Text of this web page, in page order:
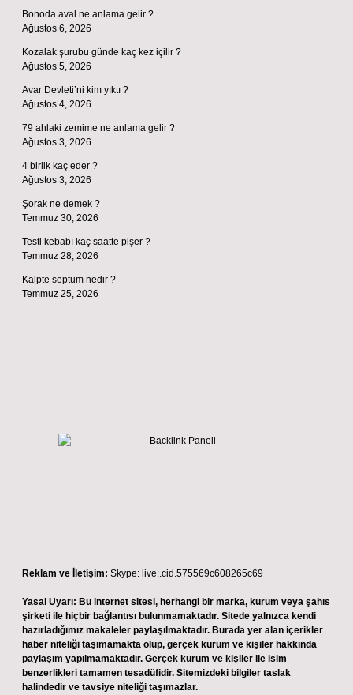
Bonoda aval ne anlama gelir ?
Ağustos 6, 2026
Kozalak şurubu günde kaç kez içilir ?
Ağustos 5, 2026
Avar Devleti’ni kim yıktı ?
Ağustos 4, 2026
79 ahlaki zemime ne anlama gelir ?
Ağustos 3, 2026
4 birlik kaç eder ?
Ağustos 3, 2026
Şorak ne demek ?
Temmuz 30, 2026
Testi kebabı kaç saatte pişer ?
Temmuz 28, 2026
Kalpte septum nedir ?
Temmuz 25, 2026
Reklam ve İletişim: Skype: live:.cid.575569c608265c69
Yasal Uyarı: Bu internet sitesi, herhangi bir marka, kurum veya şahıs
şirketi ile hiçbir bağlantısı bulunmamaktadır. Sitede yalnızca kendi
hazırladığımız makaleler paylaşılmaktadır. Burada yer alan içerikler
haber niteliği taşımamakta olup, gerçek kurum ve kişiler hakkında
paylaşım yapılmamaktadır. Gerçek kurum ve kişiler ile isim
benzerlikleri tamamen tesadüfidir. Sitemizdeki bilgiler taslak
halindedir ve tavsiye niteliği taşımazlar.